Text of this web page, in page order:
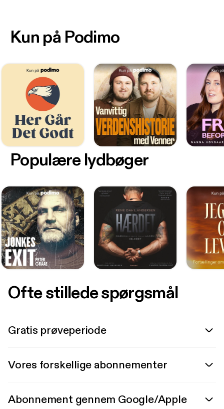
Kun på Podimo
Populære lydbøger
Ofte stillede spørgsmål
Gratis prøveperiode
Vores forskellige abonnementer
Abonnement gennem Google/Apple